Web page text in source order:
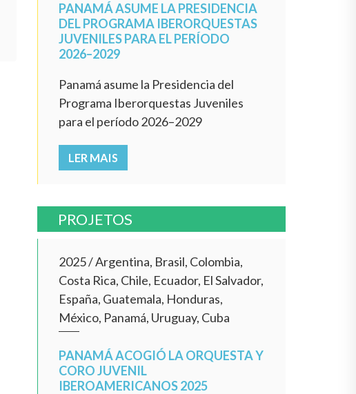
PANAMÁ ASUME LA PRESIDENCIA
DEL PROGRAMA IBERORQUESTAS
JUVENILES PARA EL PERÍODO
2026–2029
Panamá asume la Presidencia del
Programa Iberorquestas Juveniles
para el período 2026–2029
LER MAIS
PROJETOS
2025/Argentina, Brasil, Colombia,
Costa Rica, Chile, Ecuador, El Salvador,
España, Guatemala, Honduras,
México, Panamá, Uruguay, Cuba
PANAMÁ ACOGIÓ LA ORQUESTA Y
CORO JUVENIL
IBEROAMERICANOS 2025